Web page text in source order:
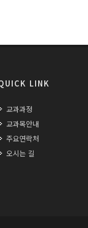
LINK
교과과정
교과목안내
주요연락처
오시는 길